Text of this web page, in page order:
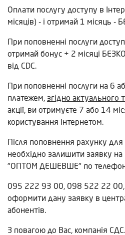
Оплати послугу доступу в
місяців) - і отримай 1 місяць
При поповненні послуги
отримай бонус + 2 місяці
від CDC.
При поповненні послуги на 6
платежем, згідно актуального
акції, ви отримуєте 7 або 14
користування Інтернетом.
Після поповнення рахунку для
необхідно залишити заявку на
"ОПТОМ ДЕШЕВШЕ" по
095 222 93 00, 098 522 22
оформити дану заявку в
абонентів.
З повагою до Вас, компанія СДС.